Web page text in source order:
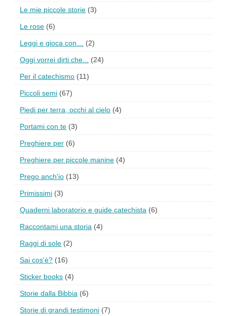
Le mie piccole storie (3)
Le rose (6)
Leggi e gioca con… (2)
Oggi vorrei dirti che... (24)
Per il catechismo (11)
Piccoli semi (67)
Piedi per terra, occhi al cielo (4)
Portami con te (3)
Preghiere per (6)
Preghiere per piccole manine (4)
Prego anch'io (13)
Primissimi (3)
Quaderni laboratorio e guide catechista (6)
Raccontami una storia (4)
Raggi di sole (2)
Sai cos'è? (16)
Sticker books (4)
Storie dalla Bibbia (6)
Storie di grandi testimoni (7)